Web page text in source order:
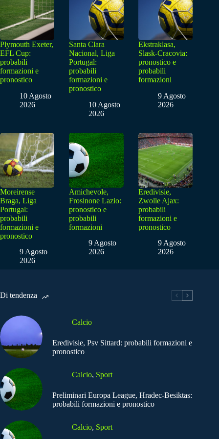
Plymouth Exeter,
EFL Cup:
probabili
formazioni e
pronostico
10 Agosto
2026
Santa Clara
Nacional, Liga
Portugal:
probabili
formazioni e
pronostico
10 Agosto
2026
Ekstraklasa,
Slask-Cracovia:
pronostico e
probabili
formazioni
9 Agosto
2026
Moreirense
Braga, Liga
Portugal:
probabili
formazioni e
pronostico
9 Agosto
2026
Amichevole,
Frosinone Lazio:
pronostico e
probabili
formazioni
9 Agosto
2026
Eredivisie,
Zwolle Ajax:
probabili
formazioni e
pronostico
9 Agosto
2026
Di tendenza
Calcio
Eredivisie, Psv Sittard: probabili formazioni e
pronostico
Calcio, Sport
Preliminari Europa League, Hradec-Besiktas:
probabili formazioni e pronostico
Calcio, Sport